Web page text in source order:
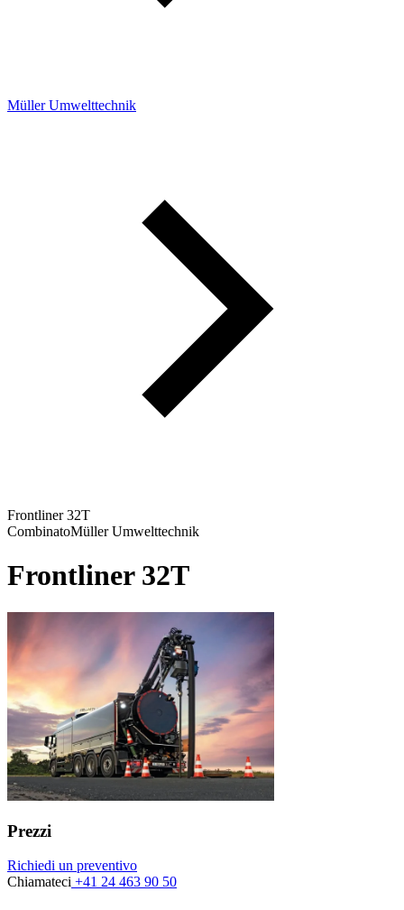
Müller Umwelttechnik
Frontliner 32T
CombinatoMüller Umwelttechnik
Frontliner 32T
Prezzi
Richiedi un preventivo
Chiamateci +41 24 463 90 50